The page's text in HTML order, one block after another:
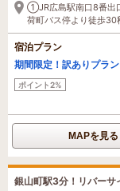
①JR広島駅南口8番出
荷町バス停より徒歩30
宿泊プラン
期間限定！訳ありプラ
ポイント2%
MAPを見る
銀山町駅3分！リバーサ